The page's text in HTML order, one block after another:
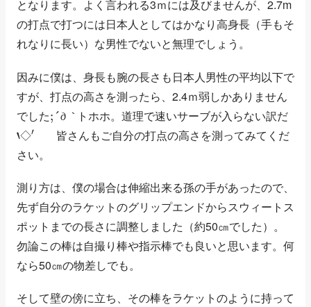
となります。よく言われる3ｍには及びませんが、2.7m
の打点で打つには日本人としてはかなり高身長（手もそ
れなりに長い）な男性でないと無理でしょう。
因みに僕は、身長も腕の長さも日本人男性の平均以下で
すが、打点の高さを測ったら、2.4ｍ弱しかありません
でした
д
;´д
｀
トホホ。道理で速いサーブが入らない訳だ
◇
◇′
ゞ 皆さんもご自分の打点の高さを測ってみてくだ
さい。
測り方は、僕の場合は伸縮出来る孫の手があったので、
先ず自分のラケットのグリップエンドからスウィートス
ポットまでの長さに調整しました（約50㎝でした）。
勿論この棒は自撮り棒や指示棒でも良いと思います。何
なら50㎝の物差しでも。
そして壁の傍に立ち、その棒をラケットのように持って